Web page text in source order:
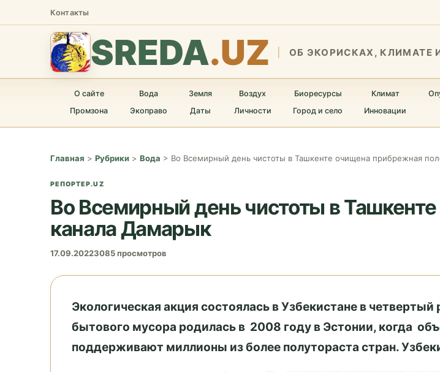
Контакты
SREDA.UZ ОБ ЭКОРИСКАХ, КЛИМАТЕ
О сайте Вода Земля Воздух Биоресурсы Климат
Промзона
Экоправо Даты Личности Город и село Инновации
Главная > Рубрики > Вода > Во Всемирный день чистоты в Ташкенте очищена прибрежная
РЕПОРТЕР.UZ
Во Всемирный день чистоты в
канала Дамарык
17.09.20223085 просмотров
Экологическая акция состоялась в Узбекистане в
бытового мусора родилась в 2008 году в Эстонии, когда
поддерживают миллионы из более полутораста стран.